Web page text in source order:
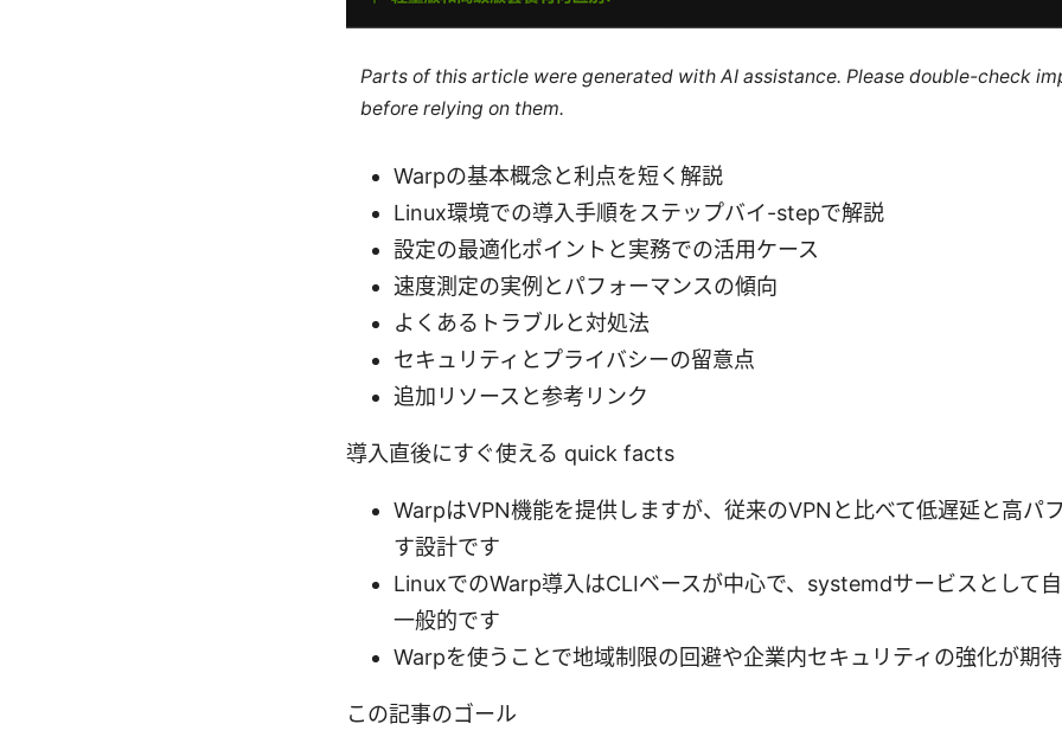
Parts of this article were generated with AI assistance. Please double-check
before relying on them.
Warpの基本概念と利点を短く解説
Linux環境での導入手順をステップバイ-stepで解説
設定の最適化ポイントと実務での活用ケース
速度測定の実例とパフォーマンスの傾向
よくあるトラブルと対処法
セキュリティとプライバシーの留意点
追加リソースと参考リンク
導入直後にすぐ使える quick facts
WarpはVPN機能を提供しますが、従来のVPNと比べて低遅延と高パ
す設計です
LinuxでのWarp導入はCLIベースが中心で、systemdサービスとして
一般的です
Warpを使うことで地域制限の回避や企業内セキュリティの強化が期
この記事のゴール